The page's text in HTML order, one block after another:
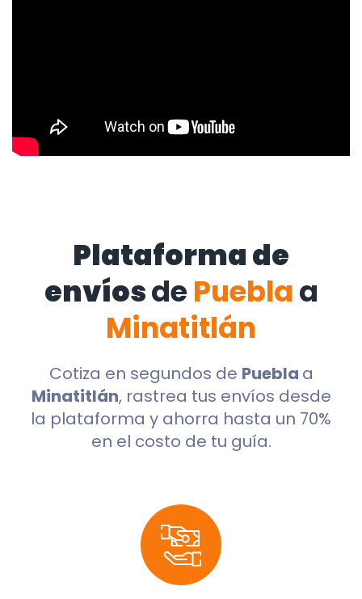
Plataforma de
envíosde Puebla a
Minatitlán
Cotiza en segundos de Puebla a
Minatitlán, rastrea tus envíos desde
la plataforma y ahorra hasta un 70%
en el costo de tu guía.